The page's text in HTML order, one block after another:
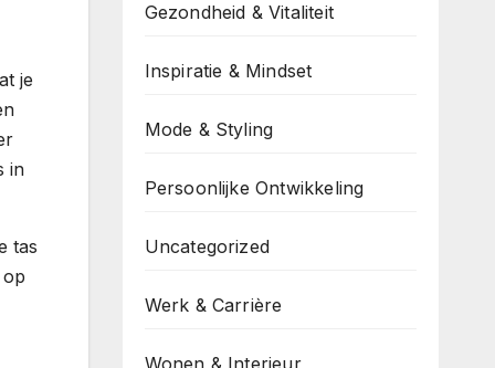
je
in
tas
Gezondheid & Vitaliteit
Inspiratie & Mindset
Mode & Styling
Persoonlijke Ontwikkeling
Uncategorized
Werk & Carrière
Wonen & Interieur